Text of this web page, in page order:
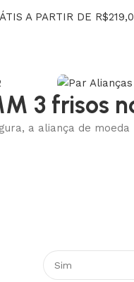
A PARTIR DE
3 frisos
a aliança de